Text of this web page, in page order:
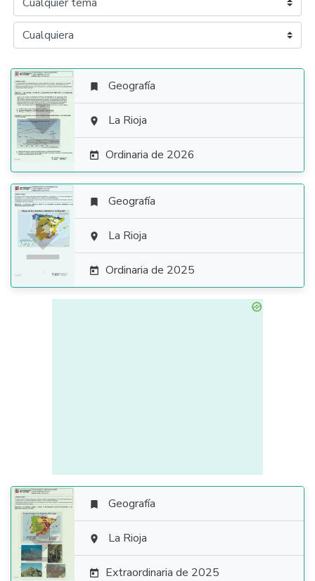

 Geografía
 La Rioja
 Ordinaria de 2026

 Geografía
 La Rioja
 Ordinaria de 2025

 Geografía
 La Rioja
 Extraordinaria de 2025